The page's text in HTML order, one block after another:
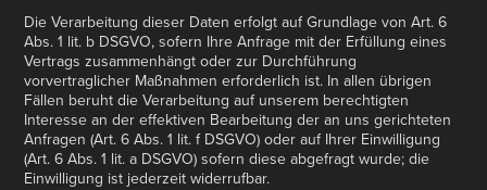
Die Verarbeitung dieser Daten erfolgt auf Grundlage von Art. 6
Abs. 1 lit. b DSGVO, sofern Ihre Anfrage mit der Erfüllung eines
Vertrags zusammenhängt oder zur Durchführung
vorvertraglicher Maßnahmen erforderlich ist. In allen übrigen
Fällen beruht die Verarbeitung auf unserem berechtigten
Interesse an der effektiven Bearbeitung der an uns gerichteten
Anfragen (Art. 6 Abs. 1 lit. f DSGVO) oder auf Ihrer Einwilligung
(Art. 6 Abs. 1 lit. a DSGVO) sofern diese abgefragt wurde; die
Einwilligung ist jederzeit widerrufbar.